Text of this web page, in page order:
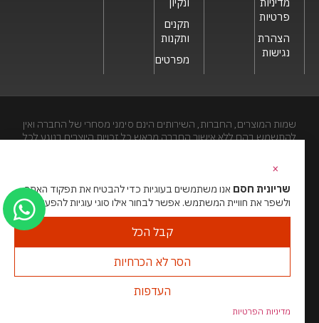
פרטיות
הצהרת
נגישות
תקנים
ותקנות
מפרטים
שמות המוצרים, החברות, השירותים הינם סימני מסחרי של החברה ואין
להתשמש בהם ללא אישור החברה מראש.כל זכויות היוצרים בנוגע לכל
האתר מנוהל ע”י גאו מדיהסוכנות דיגיטל
×
שריונית חסם אנו משתמשים בעוגיות כדי להבטיח את תפקוד האתר
ולשפר את חוויית המשתמש. אפשר לבחור אילו סוגי עוגיות להפעיל.
קבל הכל
הסר לא הכרחיות
העדפות
מדיניות הפרטיות